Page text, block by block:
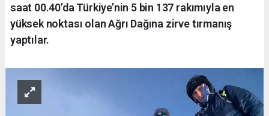
saat 00.40’da Türkiye’nin 5 bin 137 rakımıyla en
yüksek noktası olan Ağrı Dağına zirve tırmanış
yaptılar.